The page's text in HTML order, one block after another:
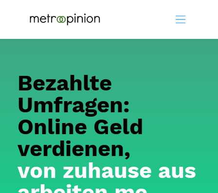
Bezahlte
Umfragen:
Online Geld
verdienen,
von zuhause aus